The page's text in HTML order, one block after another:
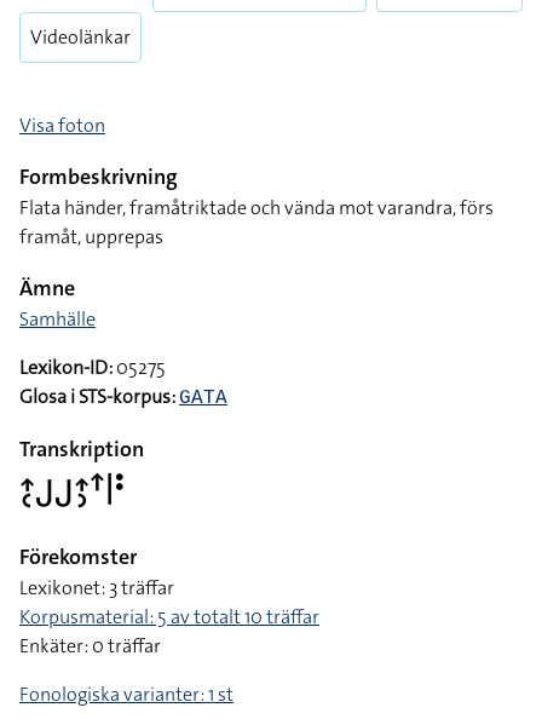
Videolänkar
Visa foton
Formbeskrivning
Flata händer, framåtriktade och vända mot varandra, förs
framåt, upprepas
Ämne
Samhälle
Lexikon-ID:05275
Glosa i STS-korpus:GATA
Transkription
􌤴􌥗􌤢􌤢􌤴􌤶􌦃􌥼􌥻
Förekomster
Lexikonet: 3 träffar
Korpusmaterial: 5 av totalt 10 träffar
Enkäter: 0 träffar
Fonologiska varianter: 1 st